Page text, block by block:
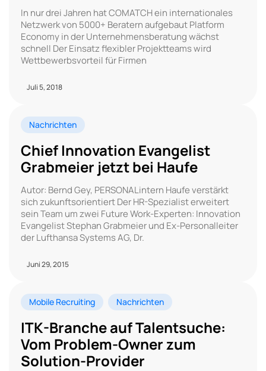
In nur drei Jahren hat COMATCH ein internationales
Netzwerk von 5000+ Beratern aufgebaut Platform
Economy in der Unternehmensberatung wächst
schnell Der Einsatz flexibler Projektteams wird
Wettbewerbsvorteil für Firmen
Juli 5, 2018
Nachrichten
Chief Innovation Evangelist
Grabmeier jetzt bei Haufe
Autor: Bernd Gey, PERSONALintern Haufe verstärkt
sich zukunftsorientiert Der HR-Spezialist erweitert
sein Team um zwei Future Work-Experten: Innovation
Evangelist Stephan Grabmeier und Ex-Personalleiter
der Lufthansa Systems AG, Dr.
Juni 29, 2015
Mobile Recruiting Nachrichten
ITK-Branche auf Talentsuche:
Vom Problem-Owner zum
Solution-Provider